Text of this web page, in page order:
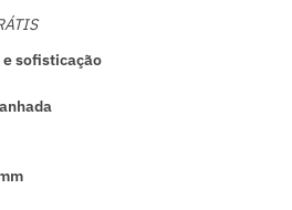
sofisticação